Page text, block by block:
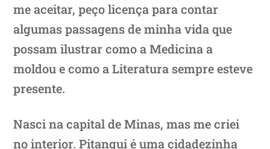
me aceitar, peço licença para contar
algumas passagens de minha vida que
possam ilustrar como a Medicina a
moldou e como a Literatura sempre esteve
presente.
Nasci na capital de Minas, mas me criei
no interior. Pitangui é uma cidadezinha